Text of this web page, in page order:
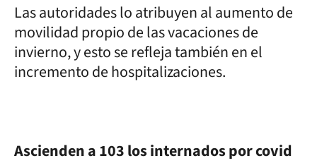
Las autoridades lo atribuyen al aumento de
movilidad propio de las vacaciones de
invierno, y esto se refleja también en el
incremento de hospitalizaciones.
Ascienden a 103 los internados por covid